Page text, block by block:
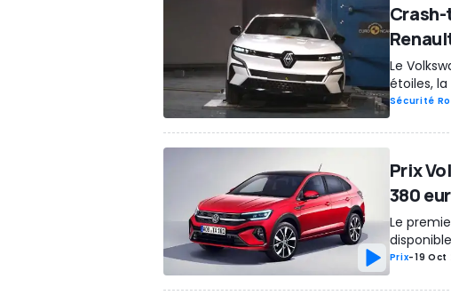
Crash-
Le
étoiles,
Sécurité
Prix
380
Le
Prix-19 Oct